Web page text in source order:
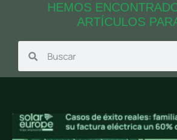
HEMOS
ARTÍCULOS